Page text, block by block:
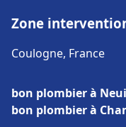
Zone
Coulogne, France
bon plombier à
bon plombier à